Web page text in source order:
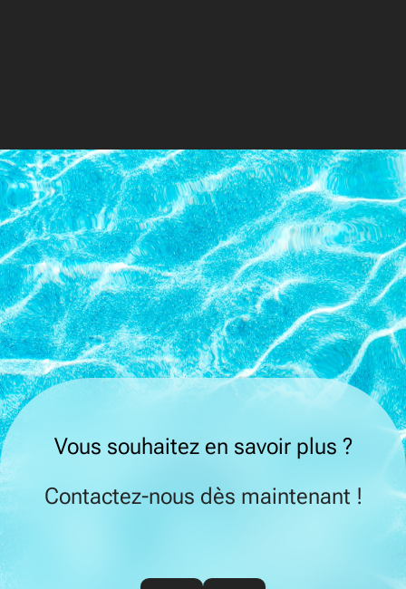
Vous souhaitez en savoir plus ?
Contactez-nous dès maintenant !